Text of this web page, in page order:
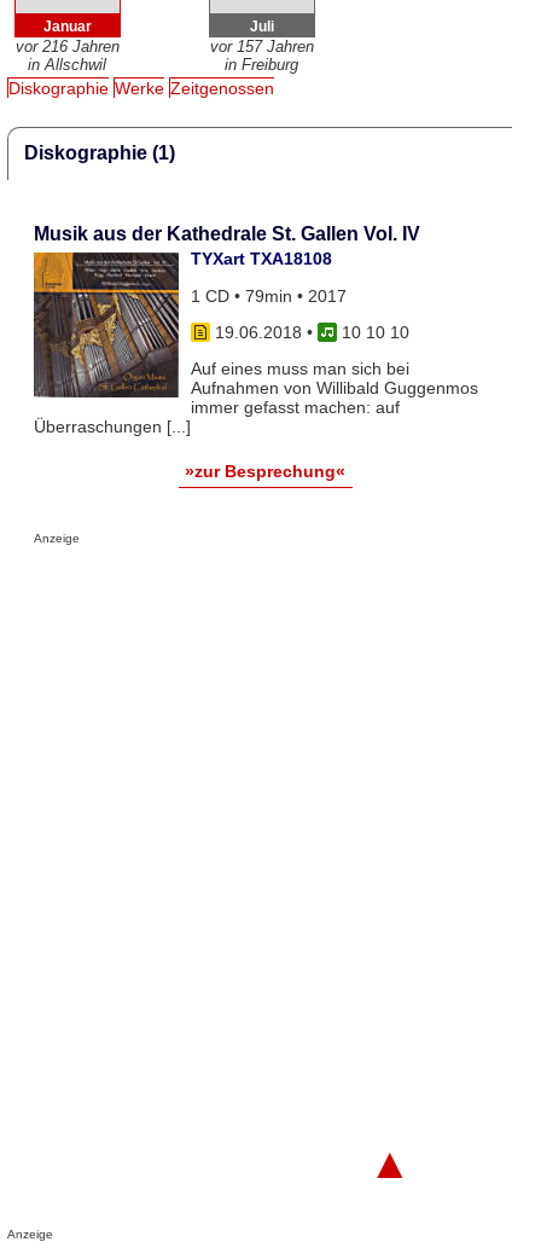
Januar
vor 216 Jahren
in Allschwil
Juli
vor 157 Jahren
in Freiburg
Diskographie Werke Zeitgenossen
Diskographie (1)
Musik aus der Kathedrale St. Gallen Vol. IV
TYXart TXA18108
1 CD • 79min • 2017
19.06.2018 •
10 10 10
Auf eines muss man sich bei
Aufnahmen von Willibald Guggenmos
immer gefasst machen: auf
Überraschungen [...]
»zur Besprechung«
Anzeige
▲
Anzeige